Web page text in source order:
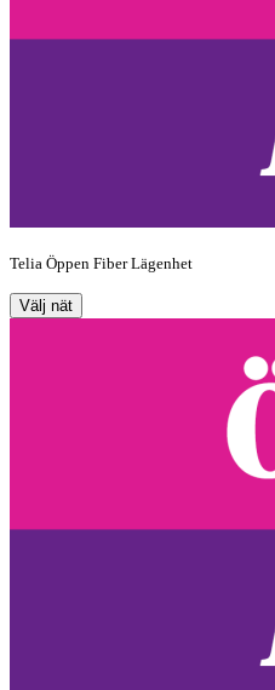
Telia Öppen Fiber Lägenhet
Välj nät